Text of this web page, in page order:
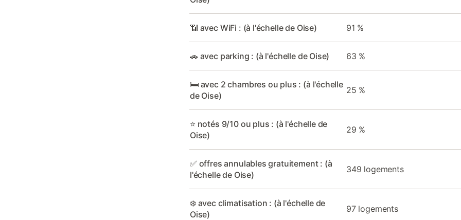
📶 avec WiFi : (à l'échelle de Oise) 91 %
🚗 avec parking : (à l'échelle de Oise) 63 %
🛏️ avec 2 chambres ou plus : (à l'échelle
de Oise)
25 %
⭐ notés 9/10 ou plus : (à l'échelle de
Oise)
29 %
✅ offres annulables gratuitement : (à
l'échelle de Oise)
349 logements
❄️ avec climatisation : (à l'échelle de
Oise)
97 logements